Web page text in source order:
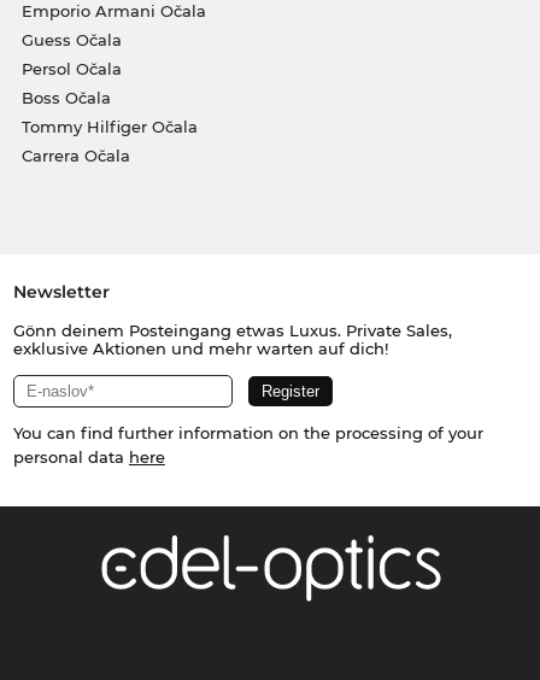
Emporio Armani Očala
Guess Očala
Persol Očala
Boss Očala
Tommy Hilfiger Očala
Carrera Očala
Newsletter
Gönn deinem Posteingang etwas Luxus. Private Sales,
exklusive Aktionen und mehr warten auf dich!
You can find further information on the processing of your
personal data here